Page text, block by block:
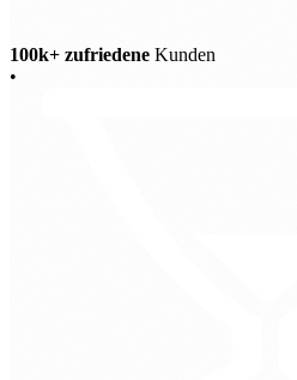
100k+ zufriedene Kunden
•